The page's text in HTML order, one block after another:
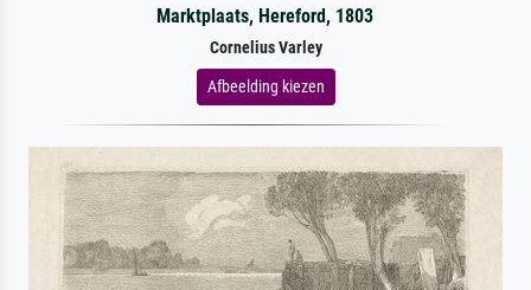
Marktplaats, Hereford, 1803
Cornelius Varley
Afbeelding kiezen